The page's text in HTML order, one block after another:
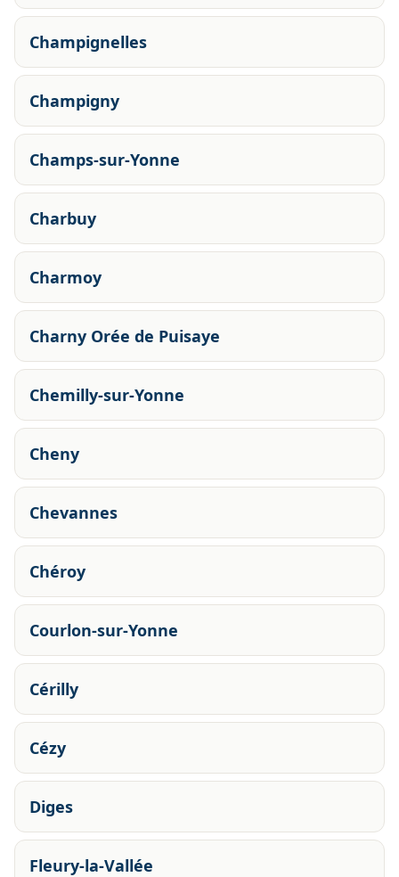
Champignelles
Champigny
Champs-sur-Yonne
Charbuy
Charmoy
Charny Orée de Puisaye
Chemilly-sur-Yonne
Cheny
Chevannes
Chéroy
Courlon-sur-Yonne
Cérilly
Cézy
Diges
Fleury-la-Vallée